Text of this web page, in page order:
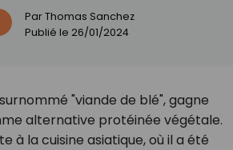
ParThomas Sanchez
Publié le 26/01/2024
"viande de blé", gagne
alternative protéinée végétale.
à la cuisine asiatique, où il a été